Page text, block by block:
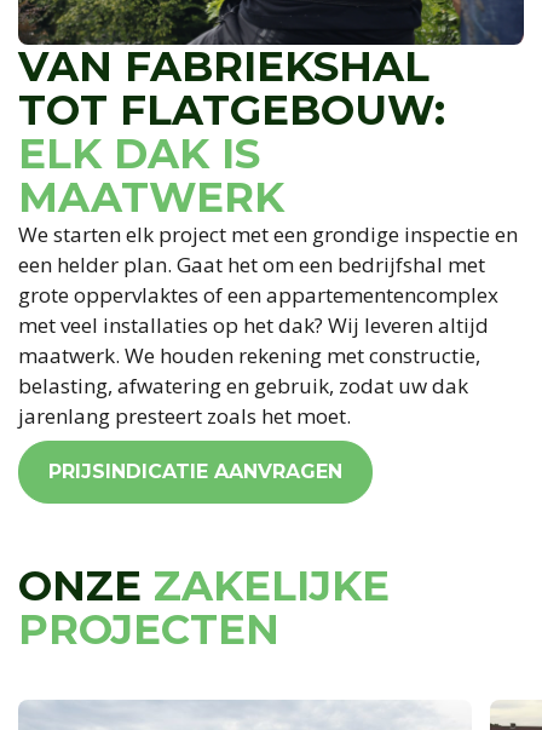
VAN FABRIEKSHAL
TOT FLATGEBOUW:
ELK DAK IS
MAATWERK
We starten elk project met een grondige inspectie en
een helder plan. Gaat het om een bedrijfshal met
grote oppervlaktes of een appartementencomplex
met veel installaties op het dak? Wij leveren altijd
maatwerk. We houden rekening met constructie,
belasting, afwatering en gebruik, zodat uw dak
jarenlang presteert zoals het moet.
PRIJSINDICATIE AANVRAGEN
ONZE ZAKELIJKE
PROJECTEN